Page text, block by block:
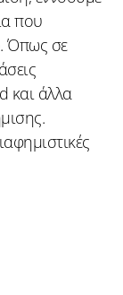
που
Όπως σε
και άλλα